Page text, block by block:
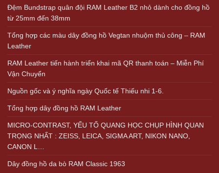
Đệm Bundstrap quân đội RAM Leather B2 nhỏ dành cho đồng hồ
từ 25mm đến 38mm
Tổng hợp các màu dây đồng hồ Vegtan nhuộm thủ công – RAM
Leather
RAM Leather tiến hành triển khai mã QR thanh toán – Miễn Phí
Vận Chuyển
Nguồn gốc và ý nghĩa ngày Quốc tế Thiếu nhi 1-6.
Tổng hợp dây đồng hồ RAM Leather
MICRO-CONTRAST, YẾU TỐ QUANG HỌC CHỤP HÌNH QUAN
TRỌNG NHẤT : ZEISS, LEICA, SIGMA ART, NIKON NANO,
CANON L…
Dây đồng hồ da bò RAM Classic 1963